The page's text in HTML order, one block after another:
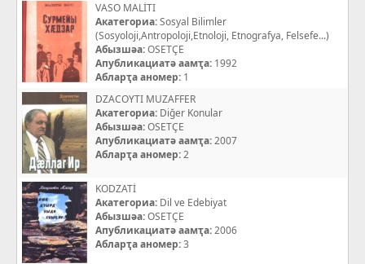
VASO MALİTI
Акатегориа:Sosyal Bilimler
(Sosyoloji,Antropoloji,Etnoloji, Etnografya, Felsefe...)
Абызшәа:OSETÇE
Апубликациатә аамҭа: 1992
Абларҭа аномер: 1
DZACOYTI MUZAFFER
Акатегориа: Diğer Konular
Абызшәа:OSETÇE
Апубликациатә аамҭа:2007
Абларҭа аномер:2
KODZATİ
Акатегориа: Dil ve Edebiyat
Абызшәа:OSETÇE
Апубликациатә аамҭа:2006
Абларҭа аномер:3